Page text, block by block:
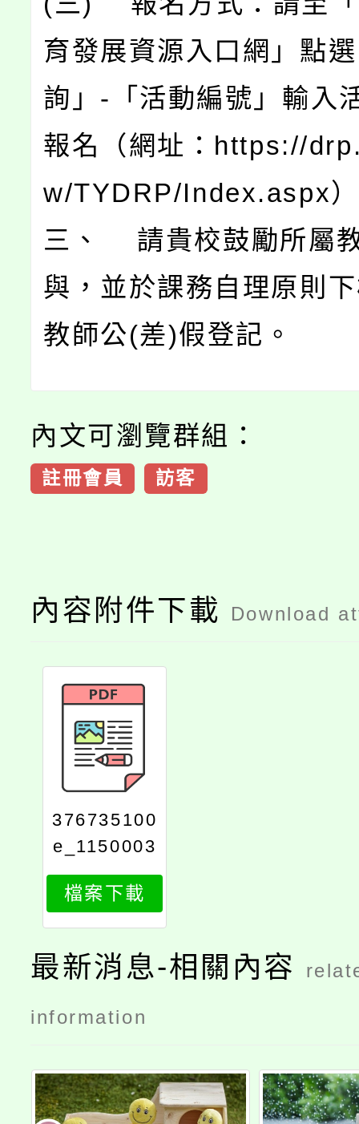
育發展資源入口網」點
詢」-「活動編號」輸入
報名（網址：https://
w/TYDRP/Index.aspx
三、 請貴校鼓勵所屬
與，並於課務自理原則
教師公(差)假登記。
內文可瀏覽群組：
註冊會員 訪客
內容附件下載 Download
376735100
e_1150003
441_attach
1
檔案下載
最新消息-相關內容
information